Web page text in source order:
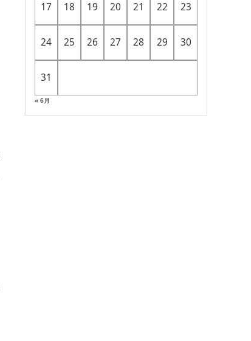
17 18 19 20 21 22 23
24 25 26 27 28 29 30
31
« 6月